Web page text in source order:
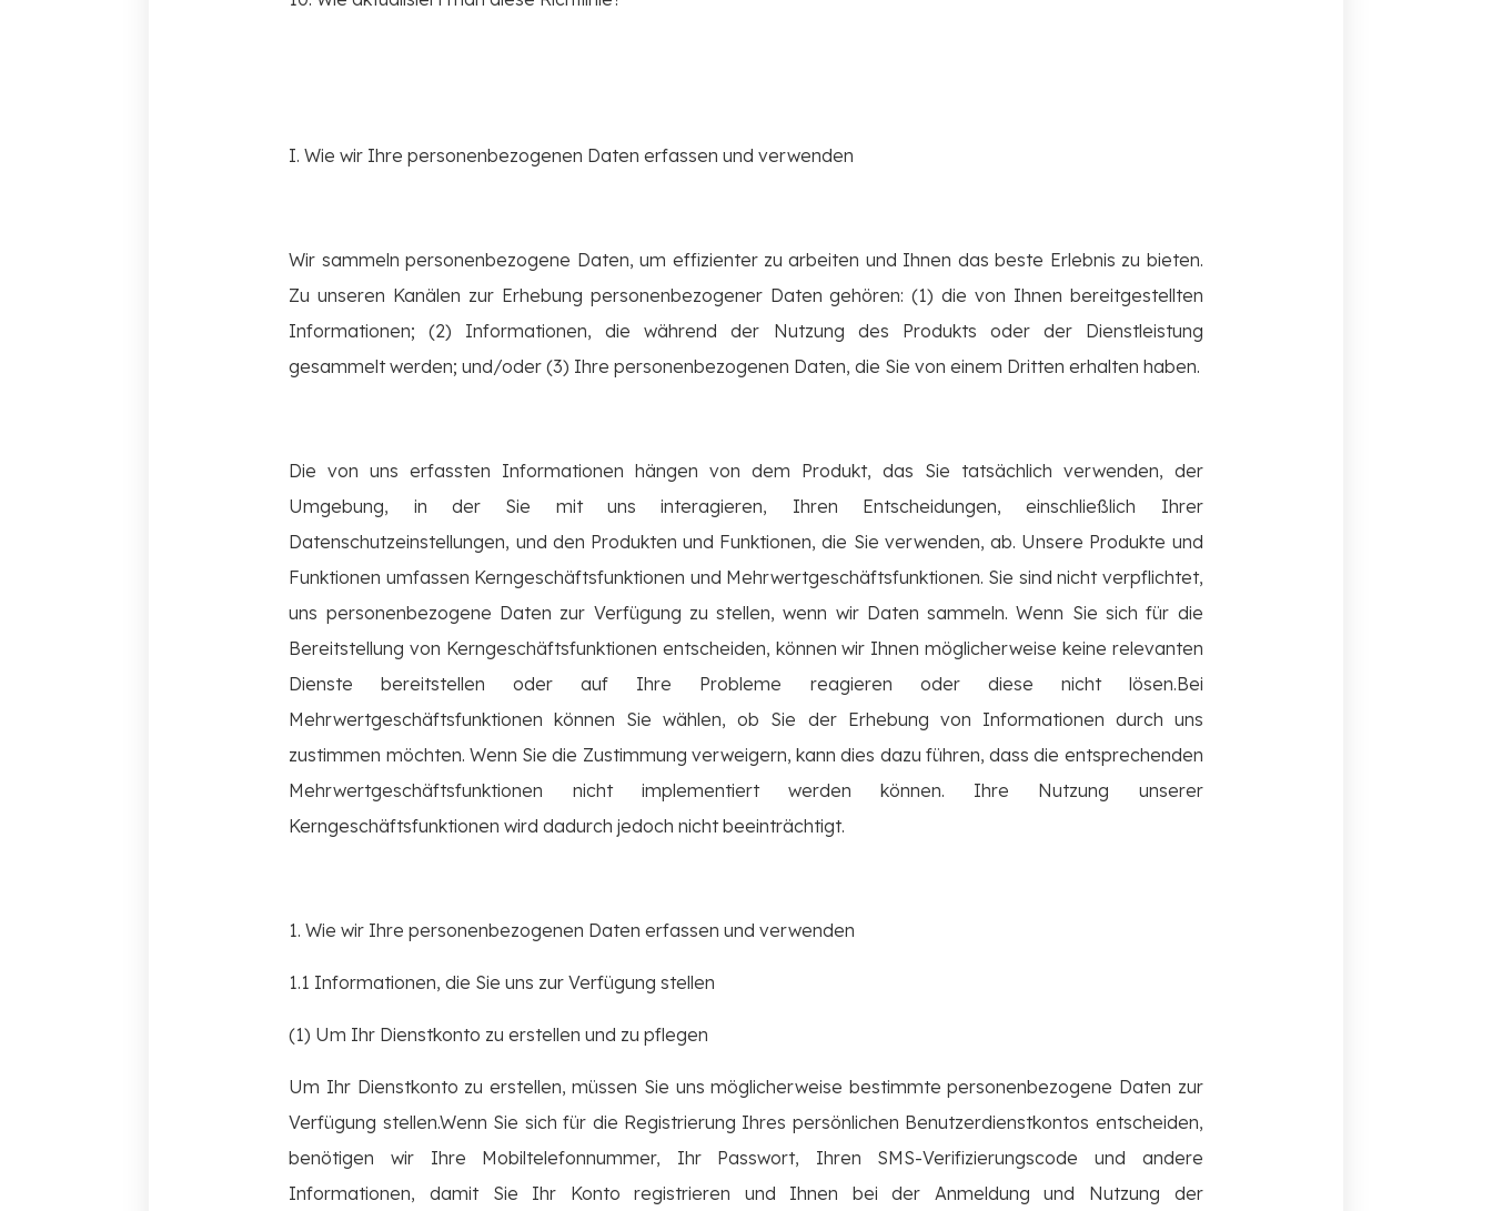
I. Wie wir Ihre personenbezogenen Daten erfassen und verwenden
Wir sammeln personenbezogene Daten, um effizienter zu arbeiten und Ihnen das beste Erlebnis zu bieten.
Zu unseren Kanälen zur Erhebung personenbezogener Daten gehören: (1) die von Ihnen bereitgestellten
Informationen; (2) Informationen, die während der Nutzung des Produkts oder der Dienstleistung
gesammelt werden; und/oder (3) Ihre personenbezogenen Daten, die Sie von einem Dritten erhalten haben.
Die von uns erfassten Informationen hängen von dem Produkt, das Sie tatsächlich verwenden, der
Umgebung, in der Sie mit uns interagieren, Ihren Entscheidungen, einschließlich Ihrer
Datenschutzeinstellungen, und den Produkten und Funktionen, die Sie verwenden, ab. Unsere Produkte und
Funktionen umfassen Kerngeschäftsfunktionen und Mehrwertgeschäftsfunktionen. Sie sind nicht verpflichtet,
uns personenbezogene Daten zur Verfügung zu stellen, wenn wir Daten sammeln. Wenn Sie sich für die
Bereitstellung von Kerngeschäftsfunktionen entscheiden, können wir Ihnen möglicherweise keine relevanten
Dienste bereitstellen oder auf Ihre Probleme reagieren oder diese nicht lösen.Bei
Mehrwertgeschäftsfunktionen können Sie wählen, ob Sie der Erhebung von Informationen durch uns
zustimmen möchten. Wenn Sie die Zustimmung verweigern, kann dies dazu führen, dass die entsprechenden
Mehrwertgeschäftsfunktionen nicht implementiert werden können. Ihre Nutzung unserer
Kerngeschäftsfunktionen wird dadurch jedoch nicht beeinträchtigt.
1. Wie wir Ihre personenbezogenen Daten erfassen und verwenden
1.1 Informationen, die Sie uns zur Verfügung stellen
(1) Um Ihr Dienstkonto zu erstellen und zu pflegen
Um Ihr Dienstkonto zu erstellen, müssen Sie uns möglicherweise bestimmte personenbezogene Daten zur
Verfügung stellen.Wenn Sie sich für die Registrierung Ihres persönlichen Benutzerdienstkontos entscheiden,
benötigen wir Ihre Mobiltelefonnummer, Ihr Passwort, Ihren SMS-Verifizierungscode und andere
Informationen, damit Sie Ihr Konto registrieren und Ihnen bei der Anmeldung und Nutzung der